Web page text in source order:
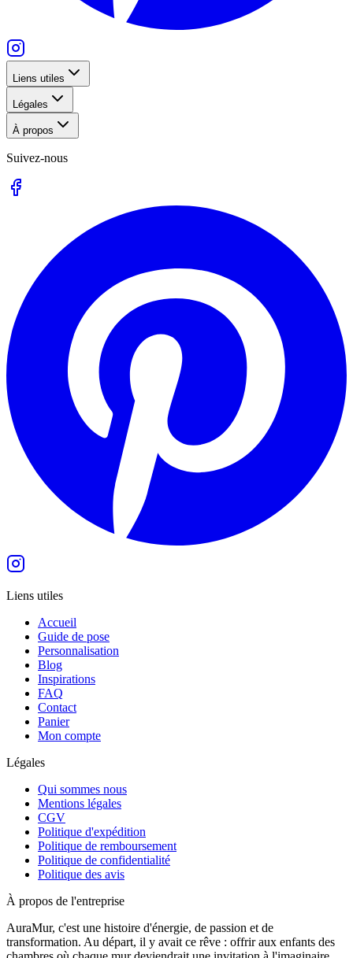
Liens utiles
Légales
À propos
Suivez-nous
Liens utiles
Accueil
Guide de pose
Personnalisation
Blog
Inspirations
FAQ
Contact
Panier
Mon compte
Légales
Qui sommes nous
Mentions légales
CGV
Politique d'expédition
Politique de remboursement
Politique de confidentialité
Politique des avis
À propos de l'entreprise
AuraMur, c'est une histoire d'énergie, de passion et de
transformation. Au départ, il y avait ce rêve : offrir aux enfants des